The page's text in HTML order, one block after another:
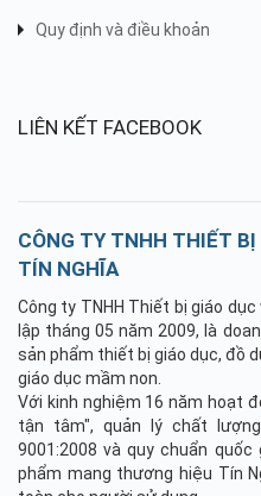
Quy định và điều khoản
LIÊN KẾT FACEBOOK
CÔNG TY TNHH THIẾT
TÍN NGHĨA
Công ty TNHH Thiết bị giáo
lập tháng 05 năm 2009, là
sản phẩm thiết bị giáo dục, đồ
giáo dục mầm non.
Với kinh nghiệm 16 năm hoạt
tận tâm", quản lý chất
9001:2008 và quy chuẩn quốc
phẩm mang thương hiệu Tín